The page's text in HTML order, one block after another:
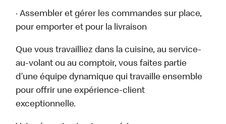
· Assembler et gérer les commandes sur place,
pour emporter et pour la livraison
Que vous travailliez dans la cuisine, au service-
au-volant ou au comptoir, vous faites partie
d’une équipe dynamique qui travaille ensemble
pour offrir une expérience-client
exceptionnelle.